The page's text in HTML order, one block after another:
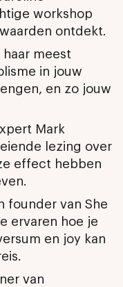
workshop
ontdekt.
haar meest
in jouw
en zo jouw
Mark
lezing over
effect hebben
founder van She
ervaren hoe je
en joy kan
van